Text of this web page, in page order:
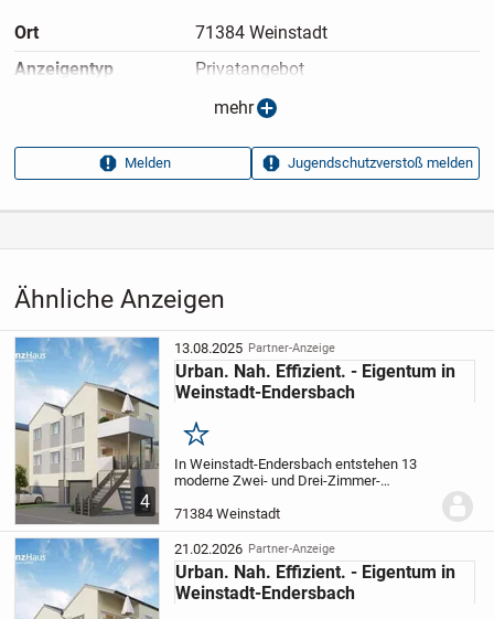
Ähnliche Anzeigen
4
13.08.2025 Partner-Anzeige
Urban. Nah. Effizient. - Eigentum in
Weinstadt-Endersbach
Merken
In Weinstadt-Endersbach entstehen 13
moderne Zwei- und Drei-Zimmer-
Gartenanteilen im Erdgeschoss sowie
großzügige Balkone im Obergeschoss.
Das Gebäude wird als...
71384 Weinstadt
21.02.2026 Partner-Anzeige
Urban. Nah. Effizient. - Eigentum in
Weinstadt-Endersbach
Ort
71384 Weinstadt
Anzeigen­typ
Privatangebot
16.07.2025
Aufrufe dieser
32
mehr
Melden Jugendschutzverstoß melden